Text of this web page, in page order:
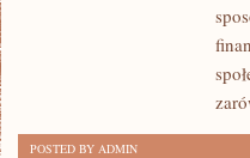
POSTED BY ADMIN